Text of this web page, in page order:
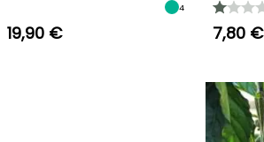
4
19,90 € 7,80 €